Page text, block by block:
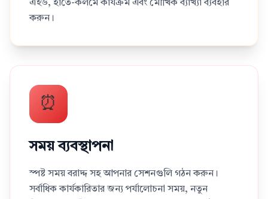
এইড, হাতে-কলমে কার্যক্রম এবং মৌখিক ব্যাখ্যা ব্যবহার
করুন।
⏰
সময় ব্যবস্থাপনা
স্পষ্ট সময় বরাদ্দ সহ আপনার সেশনগুলি গঠন করুন।
সর্বাধিক কার্যকারিতার জন্য পর্যালোচনা সময়, নতুন